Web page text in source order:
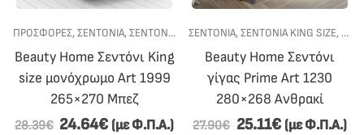
ΠΡΟΣΦΟΡΕΣ,ΣΕΝΤΟΝΙΑ,ΣΕΝΤΟΝΙΑ KING SIZE ,ΥΠΝΟΔΩΜΑΤΙΟ
Beauty Home Σεντόνι King
size μονόχρωμο Art 1999
265×270 Μπεζ
28.39€ 24.64€ (με Φ.Π.Α.)
ΣΕΝΤΟΝΙΑ,ΣΕΝΤΟΝΙΑ KING SIZE,
Beauty Home Σεντόνι
γίγας Prime Art 1230
280×268 Aνθρακί
27.90€ 25.11€ (με Φ.Π.Α.)